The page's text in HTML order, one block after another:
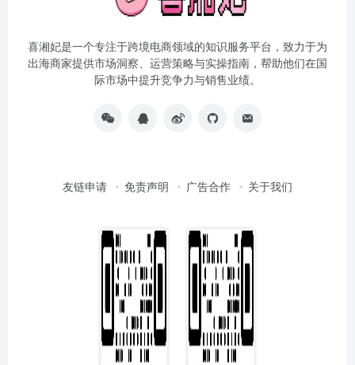
喜湘妃是一个专注于跨境电商领域的知识服务平台，致力于为
出海商家提供市场洞察、运营策略与实操指南，帮助他们在国
际市场中提升竞争力与销售业绩。
友链申请 免责声明 广告合作 关于我们